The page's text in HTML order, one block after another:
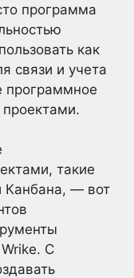
программа
как
связи и учета
программное
такие
Канбана, — вот
С